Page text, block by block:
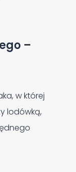
–
w której
lodówką,